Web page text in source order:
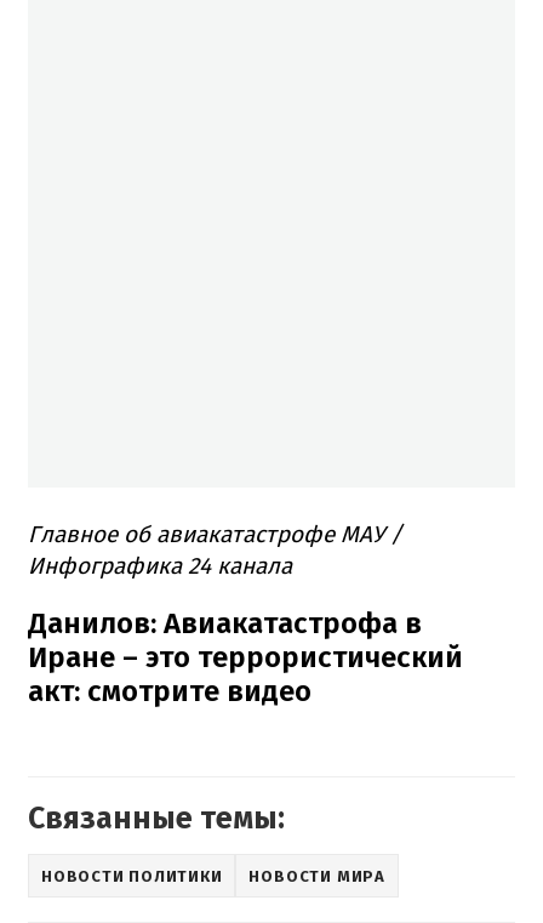
Главное об авиакатастрофе МАУ /
Инфографика 24 канала
Данилов: Авиакатастрофа в
Иране – это террористический
акт: смотрите видео
Связанные темы:
НОВОСТИ ПОЛИТИКИ НОВОСТИ МИРА